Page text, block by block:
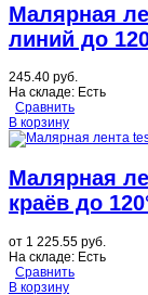
Малярная
линий до
245.40 руб.
На складе: Есть
Сравнить
В корзину
Малярная
краёв до
от 1 225.55 руб.
На складе: Есть
Сравнить
В корзину